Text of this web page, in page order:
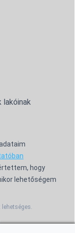
lakóinak
hogy
lehetőségem